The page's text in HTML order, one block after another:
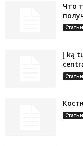
Что
Статьи
Į ką
Статьи
Статьи